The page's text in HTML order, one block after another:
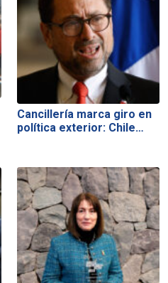
Cancillería marca giro en
política exterior: Chile…